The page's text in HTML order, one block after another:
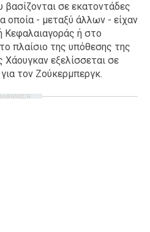
βασίζονται σε εκατοντάδες
οποία - μεταξύ άλλων - είχαν
Κεφαλαιαγοράς ή στο
πλαίσιο της υπόθεσης της
εξελίσσεται σε
τον Ζούκερμπεργκ.